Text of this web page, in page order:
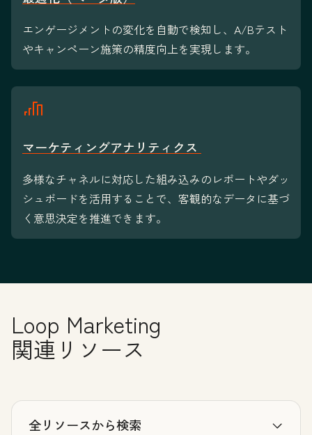
エンゲージメントの変化を自動で検知し、A/Bテスト
やキャンペーン施策の精度向上を実現します。
マーケティングアナリティクス
多様なチャネルに対応した組み込みのレポートやダッ
シュボードを活用することで、客観的なデータに基づ
く意思決定を推進できます。
Loop Marketing
関連リソース
全リソースから検索